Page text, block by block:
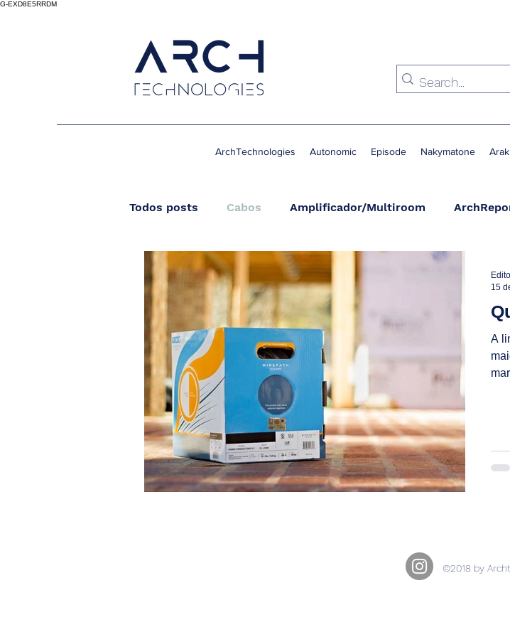
G-EXD8E5RRDM
ArchTechnologies Autonomic Episode Nakymatone
Todos posts Cabos Amplificador/Multiroom
Streamer Wireless Condicionador de Energia
Outdoor
A
15
©2018 by